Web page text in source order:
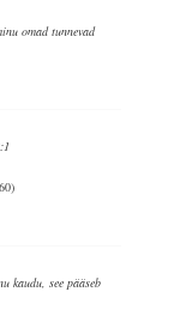
omad tunnevad
kaudu, see pääseb